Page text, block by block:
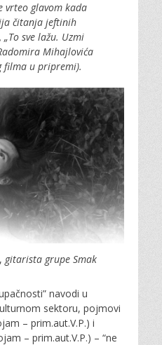
vrteo glavom kada
čitanja jeftinih
sve lažu. Uzmi
Mihajlovića
filma u pripremi).
, gitarista grupe Smak
navodi u
sektoru, pojmovi
– prim.aut.V.P.) i
– prim.aut.V.P.) – “ne